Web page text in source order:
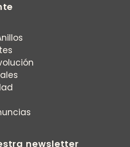
newsletter